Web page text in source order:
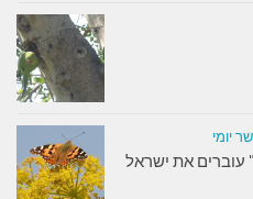
יומי
עוברים את ישראל